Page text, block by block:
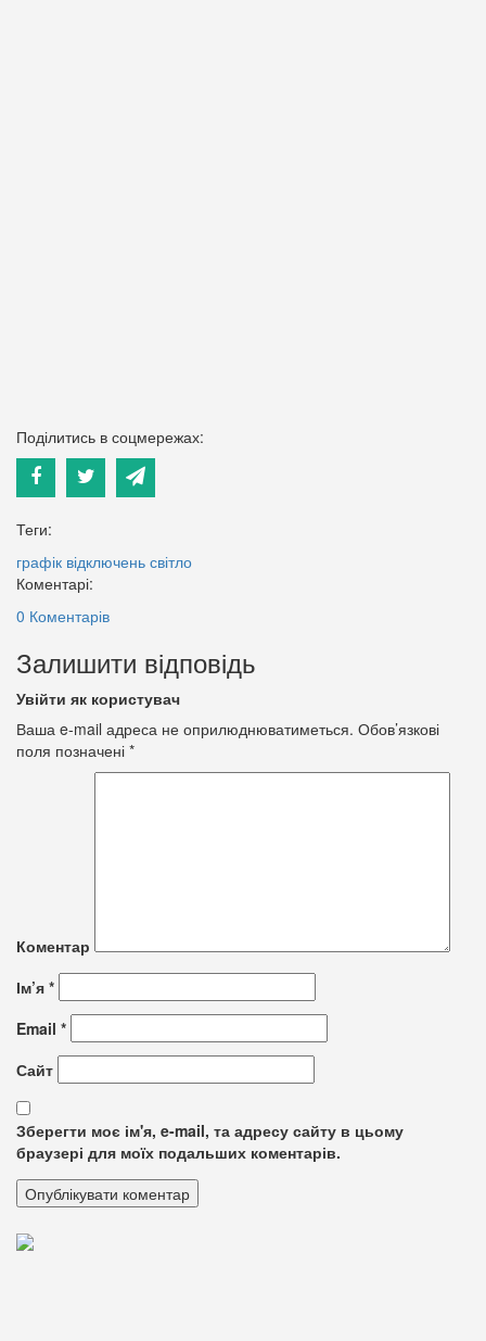
Поділитись в соцмережах:
Теги:
графік відключень світло
Коментарі:
0 Коментарів
Залишити відповідь
Увійти як користувач
Ваша e-mail адреса не оприлюднюватиметься. Обов’язкові
поля позначені *
Коментар
Ім’я *
Email *
Сайт
Зберегти моє ім'я, e-mail, та адресу сайту в цьому
браузері для моїх подальших коментарів.